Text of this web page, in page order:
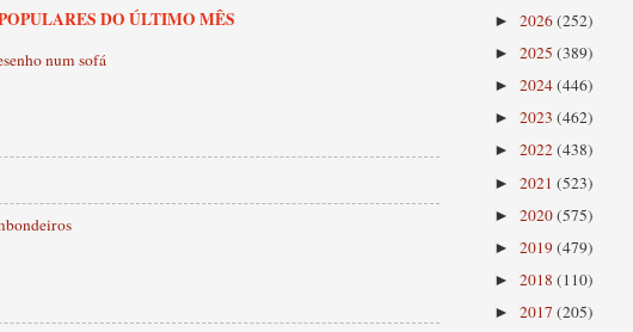
DO ÚLTIMO MÊS
num sofá
► 2026(252)
► 2025 (389)
► 2024(446)
► 2023 (462)
► 2022(438)
► 2021 (523)
► 2020(575)
► 2019(479)
► 2018 (110)
► 2017 (205)